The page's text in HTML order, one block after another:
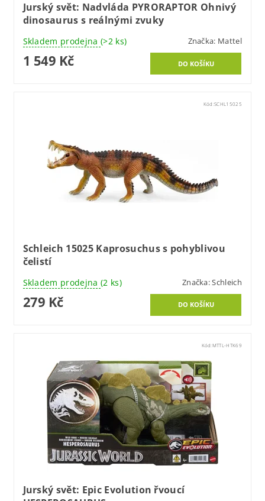
Jurský svět: Nadvláda PYRORAPTOR Ohnivý
dinosaurus s reálnými zvuky
Skladem prodejna (>2 ks) Značka: Mattel
1 549 Kč
Kód:SCHL15025
Schleich 15025 Kaprosuchus s pohyblivou
čelistí
Skladem prodejna (2 ks) Značka:Schleich
279 Kč
Kód: MTTL-HTK69
Jurský svět: Epic Evolution řvoucí